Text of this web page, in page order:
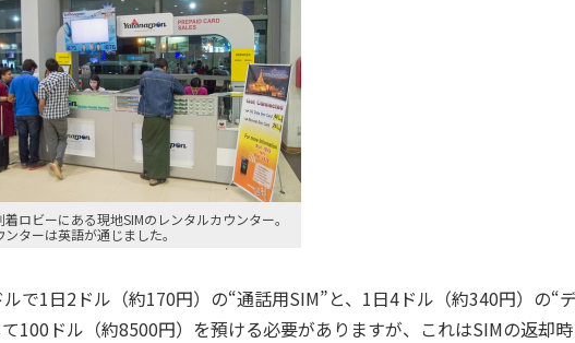
着ロビーにある現地SIMのレンタルカウンター。
ンターは英語が通じました。
で1日2ドル（約170円）の“通話用SIM”と、1日4ドル（約340円）の“
100ドル（約8500円）を預ける必要がありますが、これはSIMの返却